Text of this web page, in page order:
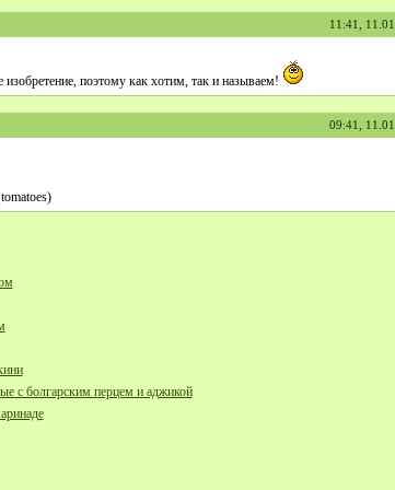
11:41,
поэтому как хотим, так и называем!
09:41,
с болгарским перцем и аджикой